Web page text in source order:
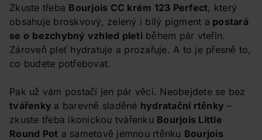
Zkuste třeba Bourjois CC krém 123 Perfect, který
obsahuje broskvový, zelený i bílý pigment a postará
se o bezchybný vzhled pleti během pár vteřin.
Zároveň pleť hydratuje a prozařuje. A to je přesně to,
co budete potřebovat.
Pak už vám postačí jen pár věcí. Neobejdete se bez
tvářenky a barevně sladěné hydratační rtěnky –
zkuste třeba ikonickou tvářenku Bourjois Little
Round Pot a sametově jemnou rtěnku Bourjois